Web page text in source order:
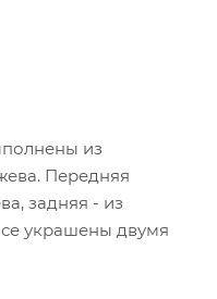
из
Передняя
задняя - из
украшены двумя